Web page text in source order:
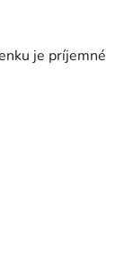
je príjemné